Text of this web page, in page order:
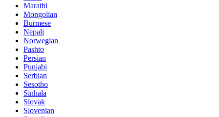
Marathi
Mongolian
Burmese
Nepali
Norwegian
Pashto
Persian
Punjabi
Serbian
Sesotho
Sinhala
Slovak
Slovenian